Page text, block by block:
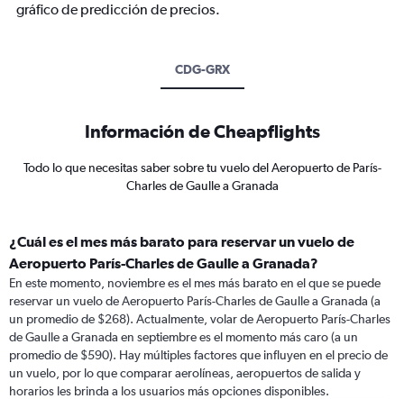
gráfico de predicción de precios.
CDG-GRX
Información de Cheapflights
Todo lo que necesitas saber sobre tu vuelo del Aeropuerto de París-
Charles de Gaulle a Granada
¿Cuál es el mes más barato para reservar un vuelo de
Aeropuerto París-Charles de Gaulle a Granada?
En este momento, noviembre es el mes más barato en el que se puede
reservar un vuelo de Aeropuerto París-Charles de Gaulle a Granada (a
un promedio de $268). Actualmente, volar de Aeropuerto París-Charles
de Gaulle a Granada en septiembre es el momento más caro (a un
promedio de $590). Hay múltiples factores que influyen en el precio de
un vuelo, por lo que comparar aerolíneas, aeropuertos de salida y
horarios les brinda a los usuarios más opciones disponibles.